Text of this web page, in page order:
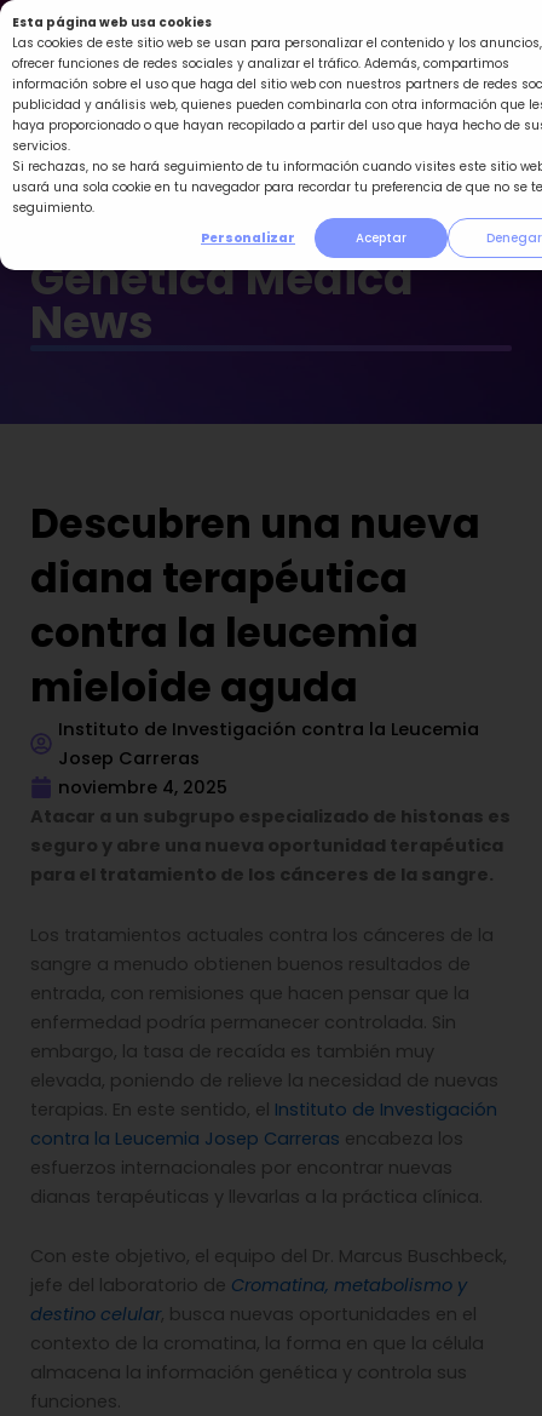
Esta página web usa cookies
Las cookies de este sitio web se usan para personalizar el contenido y los anuncios,
ofrecer funciones de redes sociales y analizar el tráfico. Además, compartimos
información sobre el uso que haga del sitio web con nuestros partners de redes
publicidad y análisis web, quienes pueden combinarla con otra información que
haya proporcionado o que hayan recopilado a partir del uso que haya hecho de
servicios.
Si rechazas, no se hará seguimiento de tu información cuando visites este sitio
usará una sola cookie en tu navegador para recordar tu preferencia de que no se
seguimiento.
Personalizar
Aceptar Denegar
Ir
al
contenido
Genética Médica
News
Descubren una nueva
diana terapéutica
contra la leucemia
mieloide aguda
Instituto de Investigación contra la Leucemia
Josep Carreras
noviembre 4, 2025
Atacar a un subgrupo especializado de histonas es
seguro y abre una nueva oportunidad terapéutica
para el tratamiento de los cánceres de la sangre.
Los tratamientos actuales contra los cánceres de la
sangre a menudo obtienen buenos resultados de
entrada, con remisiones que hacen pensar que la
enfermedad podría permanecer controlada. Sin
embargo, la tasa de recaída es también muy
elevada, poniendo de relieve la necesidad de nuevas
terapias. En este sentido, el Instituto de Investigación
contra la Leucemia Josep Carreras encabeza los
esfuerzos internacionales por encontrar nuevas
dianas terapéuticas y llevarlas a la práctica clínica.
Con este objetivo, el equipo del Dr. Marcus Buschbeck,
jefe del laboratorio de Cromatina, metabolismo y
destino celular, busca nuevas oportunidades en el
contexto de la cromatina, la forma en que la célula
almacena la información genética y controla sus
funciones.